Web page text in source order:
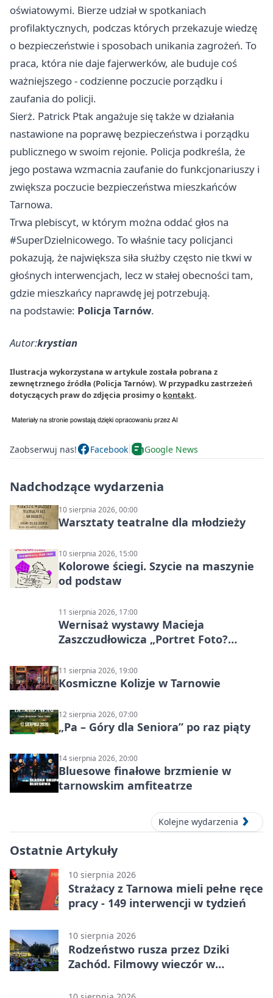
oświatowymi. Bierze udział w spotkaniach
profilaktycznych, podczas których przekazuje wiedzę
o bezpieczeństwie i sposobach unikania zagrożeń. To
praca, która nie daje fajerwerków, ale buduje coś
ważniejszego - codzienne poczucie porządku i
zaufania do policji.
Sierż. Patrick Ptak angażuje się także w działania
nastawione na poprawę bezpieczeństwa i porządku
publicznego w swoim rejonie. Policja podkreśla, że
jego postawa wzmacnia zaufanie do funkcjonariuszy i
zwiększa poczucie bezpieczeństwa mieszkańców
Tarnowa.
Trwa plebiscyt, w którym można oddać głos na
#SuperDzielnicowego. To właśnie tacy policjanci
pokazują, że największa siła służby często nie tkwi w
głośnych interwencjach, lecz w stałej obecności tam,
gdzie mieszkańcy naprawdę jej potrzebują.
na podstawie: Policja Tarnów.
Autor:krystian
Ilustracja wykorzystana w artykule została pobrana z
zewnętrznego źródła (Policja Tarnów). W przypadku zastrzeżeń
dotyczących praw do zdjęcia prosimy o kontakt.
Zaobserwuj nas! Facebook Google News
Nadchodzące wydarzenia
10 sierpnia 2026, 00:00
Warsztaty teatralne dla młodzieży
10 sierpnia 2026, 15:00
Kolorowe ściegi. Szycie na maszynie
od podstaw
11 sierpnia 2026, 17:00
Wernisaż wystawy Macieja
Zaszczudłowicza „Portret Foto?
11 sierpnia 2026, 19:00
Kosmiczne Kolizje w Tarnowie
12 sierpnia 2026, 07:00
„Pa – Góry dla Seniora” po raz piąty
14 sierpnia 2026, 20:00
Bluesowe finałowe brzmienie w
tarnowskim amfiteatrze
Kolejne wydarzenia
Ostatnie Artykuły
10 sierpnia 2026
Strażacy z Tarnowa mieli pełne ręce
pracy - 149 interwencji w tydzień
10 sierpnia 2026
Rodzeństwo rusza przez Dziki
Zachód. Filmowy wieczór w